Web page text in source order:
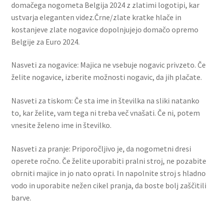
domačega nogometa Belgija 2024 z zlatimi logotipi, kar
ustvarja eleganten videz.Črne/zlate kratke hlače in
kostanjeve zlate nogavice dopolnjujejo domačo opremo
Belgije za Euro 2024.
Nasveti za nogavice: Majica ne vsebuje nogavic privzeto. Če
želite nogavice, izberite možnosti nogavic, da jih plačate.
Nasveti za tiskom: Če sta ime in številka na sliki natanko
to, kar želite, vam tega ni treba več vnašati. Če ni, potem
vnesite želeno ime in številko.
Nasveti za pranje: Priporočljivo je, da nogometni dresi
operete ročno. Če želite uporabiti pralni stroj, ne pozabite
obrniti majice in jo nato oprati. In napolnite stroj s hladno
vodo in uporabite nežen cikel pranja, da boste bolj zaščitili
barve.